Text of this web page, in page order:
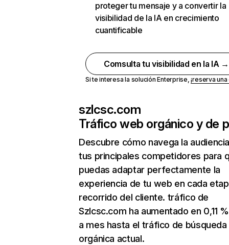
proteger tu mensaje y a convertir la
visibilidad de la IA en crecimiento
cuantificable
Comsulta tu visibilidad en la IA →
Si te interesa la solución Enterprise,¡reserva
szlcsc.com
Tráfico web orgánico y de
Descubre cómo navega la
tus principales competidores para
puedas adaptar perfectamente la
experiencia de tu web en cada
recorrido del cliente. tráfico de
Szlcsc.com ha aumentado en 0,11
a mes hasta el tráfico de búsqueda
orgánica actual.